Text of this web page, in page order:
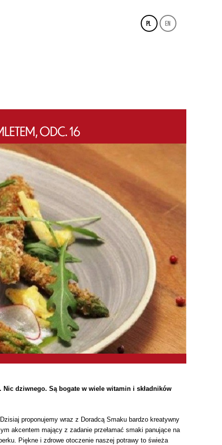
pl en
ODC. 16
dziwnego. Są bogate w wiele witamin i składników
proponujemy wraz z Doradcą Smaku bardzo kreatywny
akcentem mający z zadanie przełamać smaki panujące na
Piękne i zdrowe otoczenie naszej potrawy to świeża